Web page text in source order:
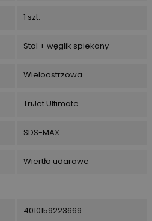
1 szt.
Stal + węglik spiekany
Wieloostrzowa
TriJet Ultimate
SDS-MAX
Wiertło udarowe
4010159223669